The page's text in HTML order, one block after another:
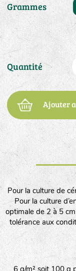
Grammes
Quantité
Ajouter
Pour la culture de
Pour la culture
optimale de 2 à 5
tolérance aux
6 g/m² soit 100